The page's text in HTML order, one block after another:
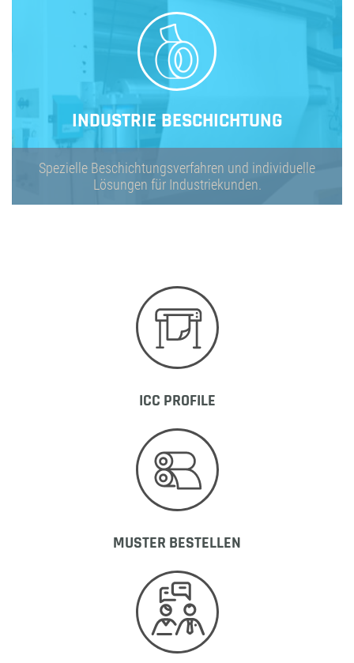
INDUSTRIE BESCHICHTUNG
Spezielle Beschichtungsverfahren und individuelle
Lösungen für Industriekunden.
ICC PROFILE
MUSTER BESTELLEN